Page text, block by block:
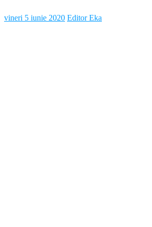
vineri 5 iunie 2020 Editor Eka